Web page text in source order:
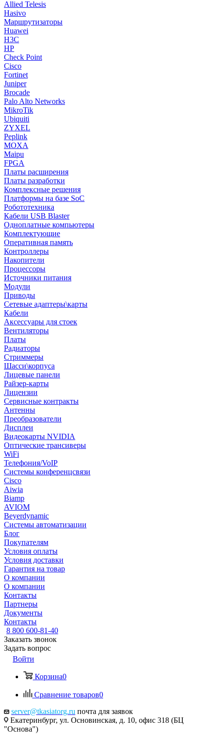
Allied Telesis
Hasivo
Маршрутизаторы
Huawei
H3C
HP
Check Point
Cisco
Fortinet
Juniper
Brocade
Palo Alto Networks
MikroTik
Ubiquiti
ZYXEL
Peplink
MOXA
Maipu
FPGA
Платы расширения
Платы разработки
Комплексные решения
Платформы на базе SoC
Робототехника
Кабели USB Blaster
Одноплатные компьютеры
Комплектующие
Оперативная память
Контроллеры
Накопители
Процессоры
Источники питания
Модули
Приводы
Сетевые адаптеры\карты
Кабели
Аксессуары для стоек
Вентиляторы
Платы
Радиаторы
Стриммеры
Шасси\корпуса
Лицевые панели
Райзер-карты
Лицензии
Сервисные контракты
Антенны
Преобразователи
Дисплеи
Видеокарты NVIDIA
Оптические трансиверы
WiFi
Телефония/VoIP
Системы конференцсвязи
Cisco
Aiwia
Biamp
AVIOM
Beyerdynamic
Системы автоматизации
Блог
Покупателям
Условия оплаты
Условия доставки
Гарантия на товар
О компании
О компании
Контакты
Партнеры
Документы
Контакты
8 800 600-81-40
Заказать звонок
Задать вопрос
Войти
Корзина0
Сравнение товаров0
server@tkasiatorg.ru почта для заявок
Екатеринбург, ул. Основинская, д. 10, офис 318 (БЦ
"Основа")